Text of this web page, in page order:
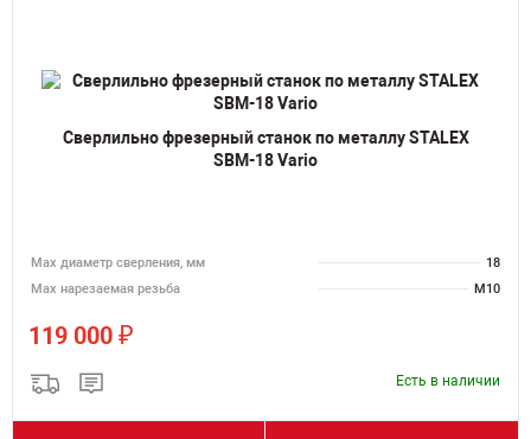
Сверлильно фрезерный станок по металлу STALEX
SBM-18 Vario
Мах диаметр сверления, мм
18
Мах нарезаемая резьба
M10
119 000 ₽
Есть в наличии